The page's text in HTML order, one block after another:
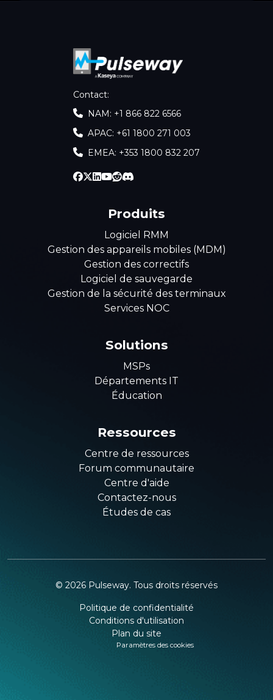
Contact:
NAM: +1 866 822 6566
APAC: +61 1800 271 003
EMEA: +353 1800 832 207
Produits
Logiciel RMM
Gestion des appareils mobiles (MDM)
Gestion des correctifs
Logiciel de sauvegarde
Gestion de la sécurité des terminaux
Services NOC
Solutions
MSPs
Départements IT
Éducation
Ressources
Centre de ressources
Forum communautaire
Centre d'aide
Contactez-nous
Études de cas
© 2026 Pulseway. Tous droits réservés
Politique de confidentialité
Conditions d'utilisation
Plan du site
Paramètres des cookies